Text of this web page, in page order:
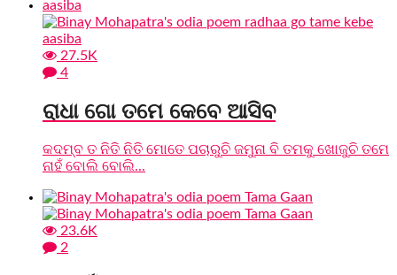
27.5K
4
ରାଧା ଗୋ ତମେ କେବେ ଆସିବ
କଦମ୍ବ ତ ନିତି ନିତି ମୋତେ ପଚାରୁଚି ଜମୁନା ବି ତମକୁ ଖୋଜୁଚି ତମେ
ନାହଁ ବୋଲି ବୋଲି...
23.6K
2